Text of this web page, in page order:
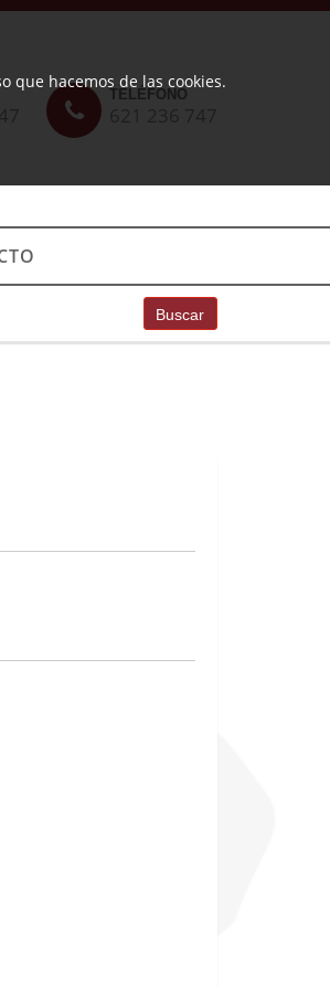
TELÉFONO
Buscar
que hacemos de las cookies.